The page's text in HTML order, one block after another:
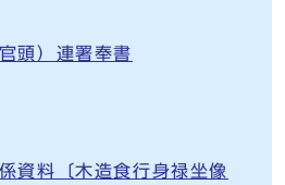
頭）連署奉書
資料〔木造食行身禄坐像